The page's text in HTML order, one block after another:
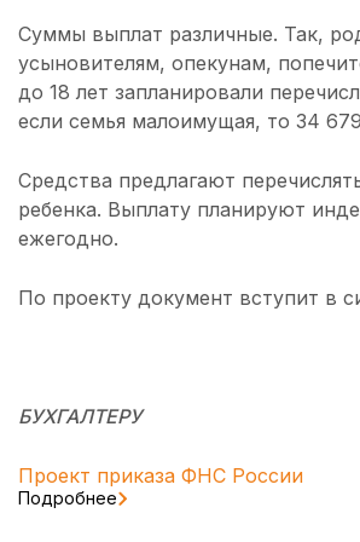
Суммы выплат различные. Так,
усыновителям, опекунам,
до 18 лет запланировали
если семья малоимущая, то 34
Средства предлагают
ребенка. Выплату планируют
ежегодно.
По проекту документ вступит в
БУХГАЛТЕРУ
Проект приказа ФНС России
Подробнее